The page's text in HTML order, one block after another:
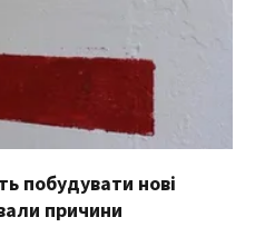
побудувати нові
причини